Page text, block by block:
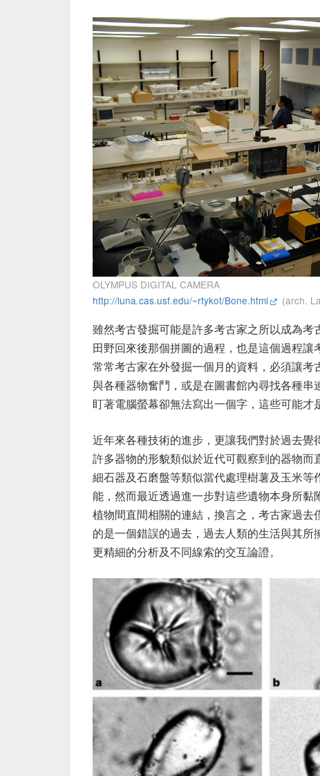
OLYMPUS DIGITAL CAMERA
http://luna.cas.usf.edu/~rtykot/Bone.html
(arch.
雖然考古發掘可能是許多考古家之所以成為
田野回來後那個拼圖的過程，也是這個過程讓
常常考古家在外發掘一個月的資料，必須讓
與各種器物奮鬥，或是在圖書館內尋找各種
盯著電腦螢幕卻無法寫出一個字，這些可能才
近年來各種技術的進步，更讓我們對於過去
許多器物的形貌類似於近代可觀察到的器物而
細石器及石磨盤等類似當代處理樹薯及玉米
能，然而最近透過進一步對這些遺物本身所
植物間直間相關的連結，換言之，考古家過
的是一個錯誤的過去，過去人類的生活與其
更精細的分析及不同線索的交互論證。